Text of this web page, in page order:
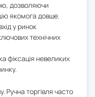
дозволяючи
якомога довше.
у ринок
технічних
фіксація невеликих
Ручна торгівля часто